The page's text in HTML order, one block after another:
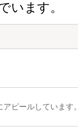
います。
ピールしています。